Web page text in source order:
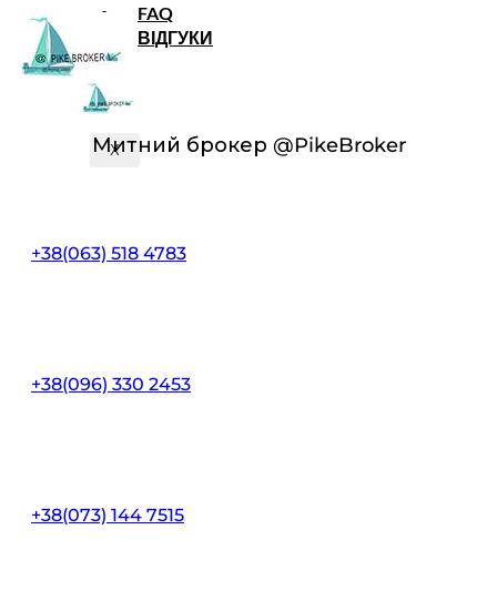
FAQ
ВІДГУКИ
X
Митний брокер @PikeBroker
+38(063) 518 4783
+38(096) 330 2453
+38(073) 144 7515